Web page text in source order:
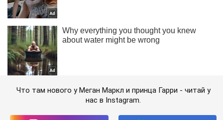
Что там нового у Меган Маркл и принца Гарри - читай у
нас в Instagram.